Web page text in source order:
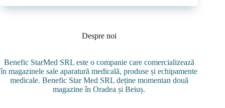
Despre noi
Benefic StarMed SRL este o companie care comercializează
în magazinele sale aparatură medicală, produse și echipamente
medicale. Benefic Star Med SRL deține momentan două
magazine în Oradea și Beiuș.